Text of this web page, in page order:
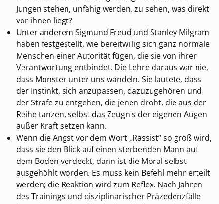
Jungen stehen, unfähig werden, zu sehen, was direkt
vor ihnen liegt?
Unter anderem Sigmund Freud und Stanley Milgram
haben festgestellt, wie bereitwillig sich ganz normale
Menschen einer Autorität fügen, die sie von ihrer
Verantwortung entbindet. Die Lehre daraus war nie,
dass Monster unter uns wandeln. Sie lautete, dass
der Instinkt, sich anzupassen, dazuzugehören und
der Strafe zu entgehen, die jenen droht, die aus der
Reihe tanzen, selbst das Zeugnis der eigenen Augen
außer Kraft setzen kann.
Wenn die Angst vor dem Wort „Rassist“ so groß wird,
dass sie den Blick auf einen sterbenden Mann auf
dem Boden verdeckt, dann ist die Moral selbst
ausgehöhlt worden. Es muss kein Befehl mehr erteilt
werden; die Reaktion wird zum Reflex. Nach Jahren
des Trainings und disziplinarischer Präzedenzfälle